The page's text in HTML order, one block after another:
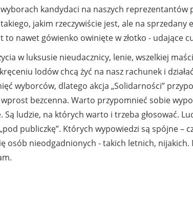
kandydaci na naszych reprezentantów
jakim rzeczywiście jest, ale na
to nawet gówienko owinięte w złotko - udające
w luksusie nieudacznicy, lenie, wszelkiej
lodów chcą żyć na nasz rachunek i
wyborców, dlatego akcja „Solidarności”
bezcenna. Warto przypomnieć sobie
Są ludzie, na których warto i trzeba głosować.
publiczkę”. Których wypowiedzi są spójne –
osób nieodgadnionych - takich letnich, nijakich.